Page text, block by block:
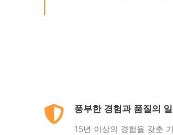
풍부한 경험과 품질의
15년 이상의 경험을 갖춘